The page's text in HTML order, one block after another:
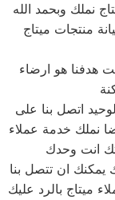
نملك وبحمد الله
منتجات ميتاج
هدفنا هو ارضاء
اتصل بنا على
نملك خدمة عملاء
انت وحدك
يمكنك ان تتصل بنا
ميتاج بالرد عليك